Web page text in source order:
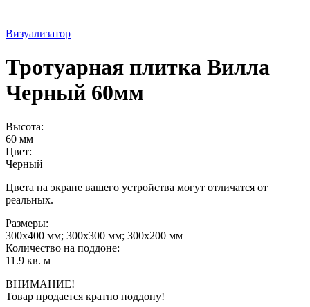
Визуализатор
Тротуарная плитка Вилла
Черный 60мм
Высота:
60 мм
Цвет:
Черный
Цвета на экране вашего устройства могут отличатся от
реальных.
Размеры:
300х400 мм; 300х300 мм; 300х200 мм
Количество на поддоне:
11.9 кв. м
ВНИМАНИЕ!
Товар продается кратно поддону!